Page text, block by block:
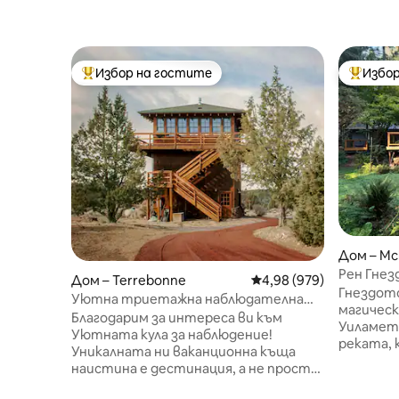
Най-популярен избор на гостите
Избор на гостите
Дом – Terrebonne Средна оценка: 4,98
4,98 (979)
Уютна триетажна наблюдателна
кула
Благодарим за интереса ви към
Уютната кула за наблюдение!
Уникалната ни ваканционна къща
наистина е дестинация, а не просто
Най-
Дом –
Рен
сал,
реката,